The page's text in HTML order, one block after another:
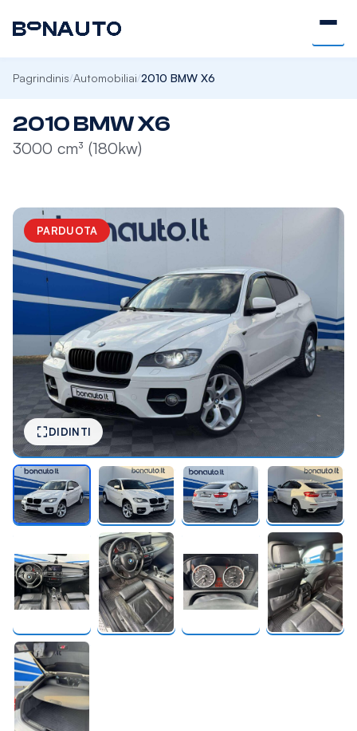
Pagrindinis/Automobiliai/2010 BMW X6
2010 BMW X6
3000 cm³ (180kw)
PARDUOTA
DIDINTI